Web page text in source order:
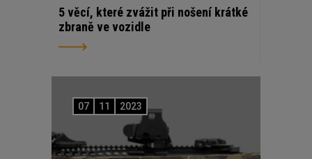
5 věcí, které zvážit při nošení krátké
zbraně ve vozidle
07 11 2023